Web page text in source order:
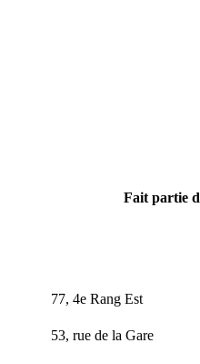
Fait partie
77, 4e Rang Est
53, rue de la Gare